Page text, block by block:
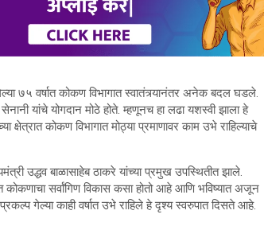
७५ वर्षात कोकण विभागात स्वातंत्र्यानंतर अनेक बदल घडले.
यांचे योगदान मोठे होते. म्हणूनच हा लढा यशस्वी झाला हे
क्षेत्रात कोकण विभागात मोठ्या प्रमाणावर काम उभे राहिल्याचे
उद्धव बाळासाहेब ठाकरे यांच्या प्रमुख उपस्थितीत झाले.
सर्वांगिण विकास कसा होतो आहे आणि भविष्यात अजून
गेल्या काही वर्षात उभे राहिले हे दृश्य स्वरुपात दिसते आहे.